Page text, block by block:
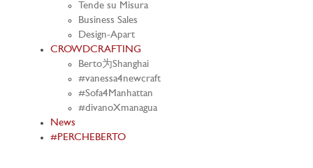
Tende su Misura
Business Sales
Design-Apart
CROWDCRAFTING
Berto为Shanghai
#vanessa4newcraft
#Sofa4Manhattan
#divanoXmanagua
News
#PERCHEBERTO